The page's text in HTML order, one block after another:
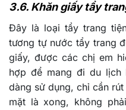
3.6. Khăn giấy tẩy
Đây là loại tẩy trang
tương tự nước tẩy trang
giấy, được các chị em
hợp để mang đi du lịch
dàng sử dụng, chỉ cần
mặt là xong, không